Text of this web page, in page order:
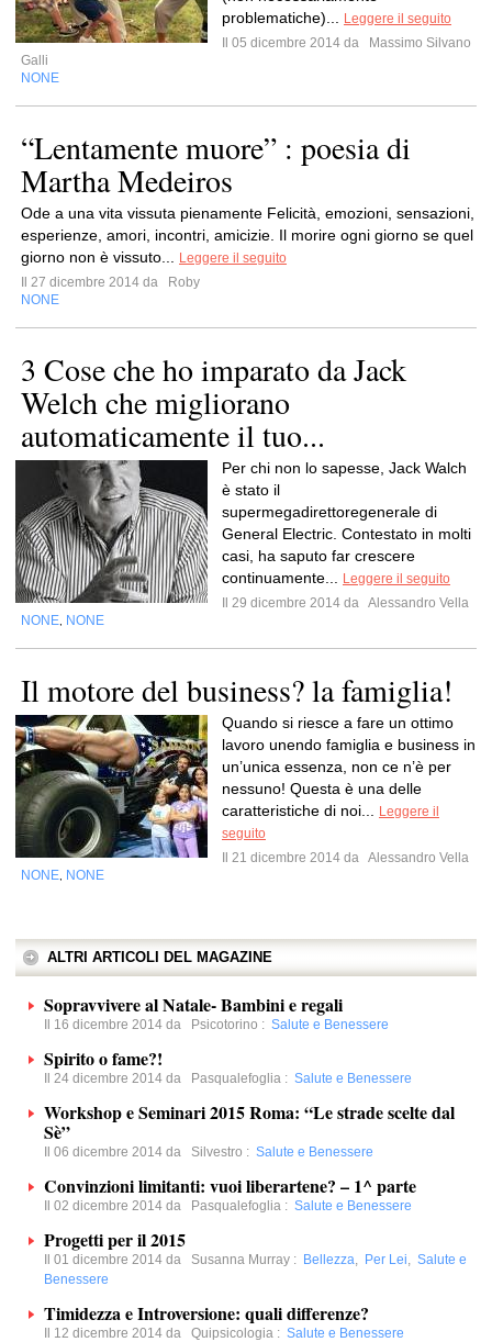
problematiche)...
Leggere il seguito
Il 05 dicembre 2014 da
Massimo Silvano
Galli
NONE
“Lentamente muore” : poesia di
Martha Medeiros
Ode a una vita vissuta pienamente Felicità, emozioni, sensazioni,
esperienze, amori, incontri, amicizie. Il morire ogni giorno se quel
giorno non è vissuto...
Leggere il seguito
Il 27 dicembre 2014 da
Roby
NONE
3 Cose che ho imparato da Jack
Welch che migliorano
automaticamente il tuo...
Per chi non lo sapesse, Jack Walch
è stato il
supermegadirettoregenerale di
General Electric. Contestato in molti
casi, ha saputo far crescere
continuamente...
Leggere il seguito
Il 29 dicembre 2014 da Alessandro Vella
NONE NONE
Il motore del business? la famiglia!
Quando si riesce a fare un ottimo
lavoro unendo famiglia e business in
un’unica essenza, non ce n’è per
nessuno! Questa è una delle
caratteristiche di noi...
Leggere il
seguito
Il 21 dicembre 2014 da Alessandro Vella
NONE NONE
ALTRI ARTICOLI DEL MAGAZINE
Sopravvivere al Natale- Bambini e regali
Il 16 dicembre 2014 da Psicotorino : Salute e Benessere
Spirito o fame?!
Il 24 dicembre 2014 da Pasqualefoglia : Salute e Benessere
Workshop e Seminari 2015 Roma: “Le strade scelte dal
Sè”
Il 06 dicembre 2014 da Silvestro : Salute e Benessere
Convinzioni limitanti: vuoi liberartene? – 1^ parte
Il 02 dicembre 2014 da Pasqualefoglia : Salute e Benessere
Progetti per il 2015
Il 01 dicembre 2014 da Susanna Murray : Bellezza, Per Lei, Salute e
Benessere
Timidezza e Introversione: quali differenze?
Il 12 dicembre 2014 da Quipsicologia : Salute e Benessere